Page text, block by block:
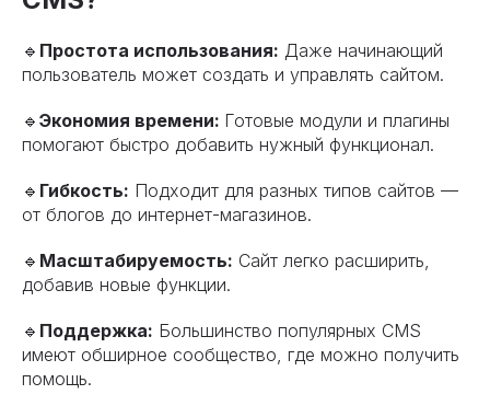
🔹 Простота использования: Даже начинающий
пользователь может создать и управлять сайтом.
🔹 Экономия времени: Готовые модули и плагины
помогают быстро добавить нужный функционал.
🔹 Гибкость: Подходит для разных типов сайтов —
от блогов до интернет-магазинов.
🔹 Масштабируемость: Сайт легко расширить,
добавив новые функции.
🔹 Поддержка: Большинство популярных CMS
имеют обширное сообщество, где можно получить
помощь.